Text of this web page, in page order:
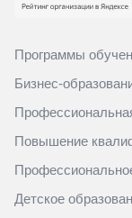
Программы
Бизнес-
Повышение
Детское